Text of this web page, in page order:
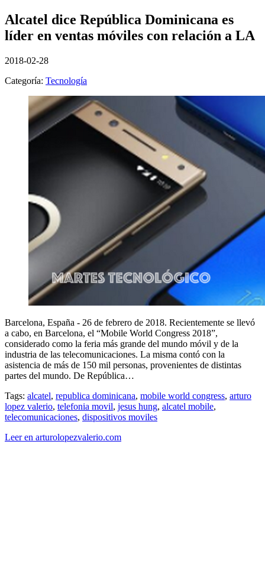
Alcatel dice República Dominicana es
líder en ventas móviles con relación a LA
2018-02-28
Categoría: Tecnología
Barcelona, España - 26 de febrero de 2018. Recientemente se llevó
a cabo, en Barcelona, el “Mobile World Congress 2018”,
considerado como la feria más grande del mundo móvil y de la
industria de las telecomunicaciones. La misma contó con la
asistencia de más de 150 mil personas, provenientes de distintas
partes del mundo. De República…
Tags: alcatel, republica dominicana, mobile world congress, arturo
lopez valerio, telefonia movil, jesus hung, alcatel mobile,
telecomunicaciones, dispositivos moviles
Leer en arturolopezvalerio.com